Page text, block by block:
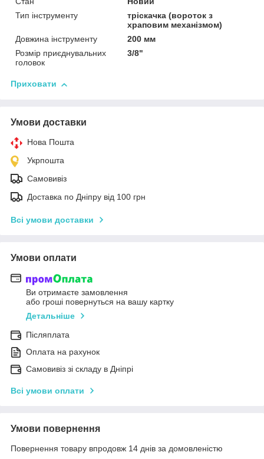
Тип інструменту
тріскачка (вороток з
храповим механізмом)
Довжина інструменту
200 мм
Розмір приєднувальних
головок
3/8"
Приховати
Умови доставки
Нова Пошта
Укрпошта
Самовивіз
Доставка по Дніпру від 100 грн
Всі умови доставки
Умови оплати
Ви отримаєте замовлення
або гроші повернуться на вашу картку
Детальніше
Післяплата
Оплата на рахунок
Самовивіз зі складу в Дніпрі
Всі умови оплати
Умови повернення
Повернення товару впродовж 14 днів за домовленістю